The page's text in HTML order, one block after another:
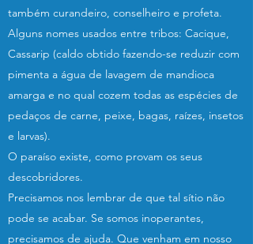
também curandeiro, conselheiro e profeta.
Alguns nomes usados entre tribos: Cacique,
Cassarip (caldo obtido fazendo-se reduzir com
pimenta a água de lavagem de mandioca
amarga e no qual cozem todas as espécies de
pedaços de carne, peixe, bagas, raízes, insetos
e larvas).
O paraíso existe, como provam os seus
descobridores.
Precisamos nos lembrar de que tal sítio não
pode se acabar. Se somos inoperantes,
precisamos de ajuda. Que venham em nosso